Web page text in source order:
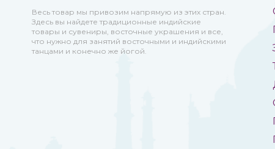
Весь товар мы привозим напрямую из этих стран.
Здесь вы найдете традиционные индийские
товары и сувениры, восточные украшения и все,
что нужно для занятий восточными и индийскими
танцами и конечно же йогой.